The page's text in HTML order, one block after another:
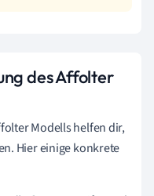
des Affolter
Modells helfen dir,
Hier einige konkrete